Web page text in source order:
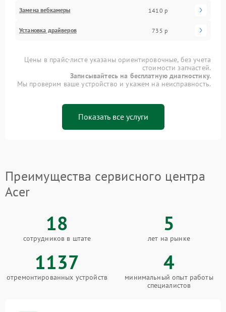
Замена вебкамеры 1410 р
Установка драйверов 735 р
Цены в прайс-листе указаны ориентировочные, без учета
стоимости запчастей.
Записывайтесь на бесплатную диагностику.
Мы проверим ваше устройство и укажем на неисправность.
Показать все услуги
Преимущества сервисного центра
Acer
18
сотрудников в штате
5
лет на рынке
1137
отремонтированных устройств
4
минимальный опыт работы
специалистов